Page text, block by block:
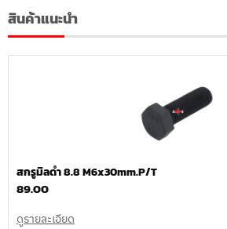
สินค้าแนะนำ
สกรูมิลดำ 8.8 M6x30mm.P/T
89.00
ดูรายละเอียด